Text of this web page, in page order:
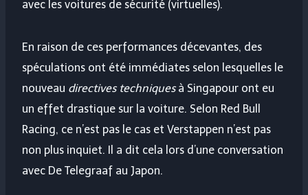
avec les voitures de sécurité (virtuelles).
En raison de ces performances décevantes, des
spéculations ont été immédiates selon lesquelles le
nouveau directives techniquesà Singapour ont eu
un effet drastique sur la voiture. Selon Red Bull
Racing, ce n’est pas le cas et Verstappen n’est pas
non plus inquiet. Il a dit cela lors d’une conversation
avec De Telegraaf au Japon.